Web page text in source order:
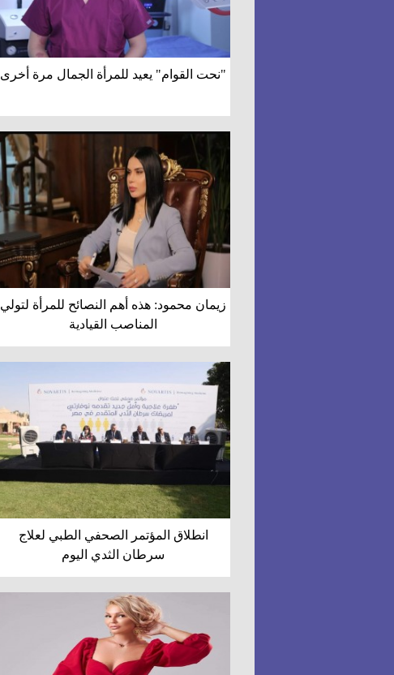
"نحت القوام" يعيد للمرأة الجمال مرة أخرى
زيمان محمود: هذه أهم النصائح للمرأة لتولي
المناصب القيادية
انطلاق المؤتمر الصحفي الطبي لعلاج
سرطان الثدي اليوم